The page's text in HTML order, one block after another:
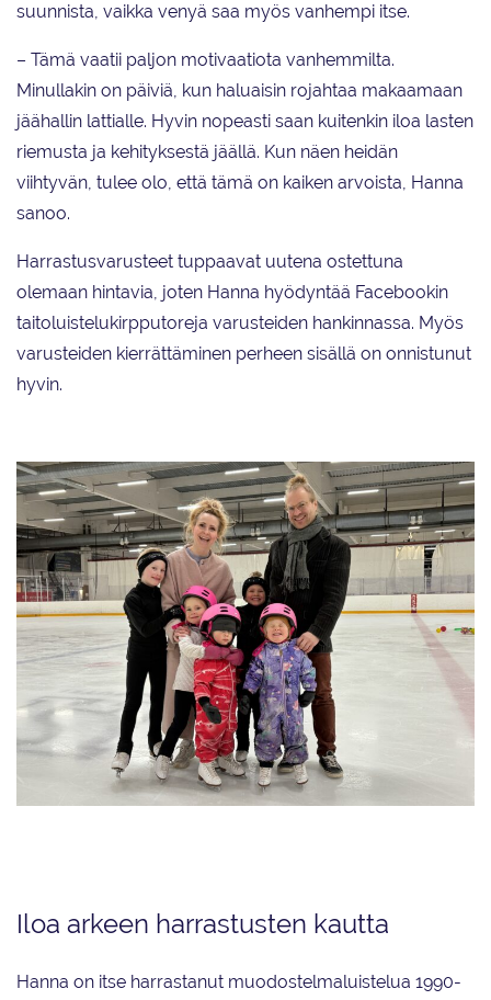
suunnista, vaikka venyä saa myös vanhempi itse.
– Tämä vaatii paljon motivaatiota vanhemmilta.
Minullakin on päiviä, kun haluaisin rojahtaa makaamaan
jäähallin lattialle. Hyvin nopeasti saan kuitenkin iloa lasten
riemusta ja kehityksestä jäällä. Kun näen heidän
viihtyvän, tulee olo, että tämä on kaiken arvoista, Hanna
sanoo.
Harrastusvarusteet tuppaavat uutena ostettuna
olemaan hintavia, joten Hanna hyödyntää Facebookin
taitoluistelukirpputoreja varusteiden hankinnassa. Myös
varusteiden kierrättäminen perheen sisällä on onnistunut
hyvin.
Iloa arkeen harrastusten kautta
Hanna on itse harrastanut muodostelmaluistelua 1990-